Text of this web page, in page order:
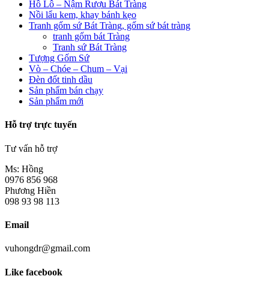
Hồ Lô – Nậm Rượu Bát Tràng
Nồi lẩu kem, khay bánh kẹo
Tranh gốm sứ Bát Tràng, gốm sứ bát tràng
tranh gốm bát Tràng
Tranh sứ Bát Tràng
Tượng Gốm Sứ
Vò – Chóe – Chum – Vại
Đèn đốt tinh dầu
Sản phẩm bán chạy
Sản phẩm mới
Hỗ trợ trực tuyến
Tư vấn hỗ trợ
Ms: Hồng
0976 856 968
Phương Hiền
098 93 98 113
Email
vuhongdr@gmail.com
Like facebook